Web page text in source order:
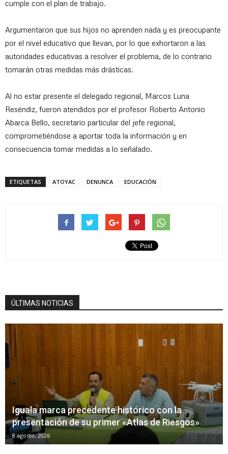
cumple con el plan de trabajo.
Argumentaron que sus hijos no aprenden nada y es preocupante
por el nivel educativo que llevan, por lo que exhortaron a las
autoridades educativas a resolver el problema, de lo contrario
tomarán otras medidas más drásticas.
Al no estar presente el delegado regional, Marcos Luna
Reséndiz, fueron atendidos por el profesor Roberto Antonio
Abarca Bello, secretario particular del jefe regional,
comprometiéndose a aportar toda la información y en
consecuencia tomar medidas a lo señalado.
ETIQUETAS ATOYAC DENUNCA EDUCACIÓN
ÚLTIMAS NOTICIAS
Iguala marca precedente histórico con la
presentación de su primer «Atlas de Riesgos»
8 agosto, 2026